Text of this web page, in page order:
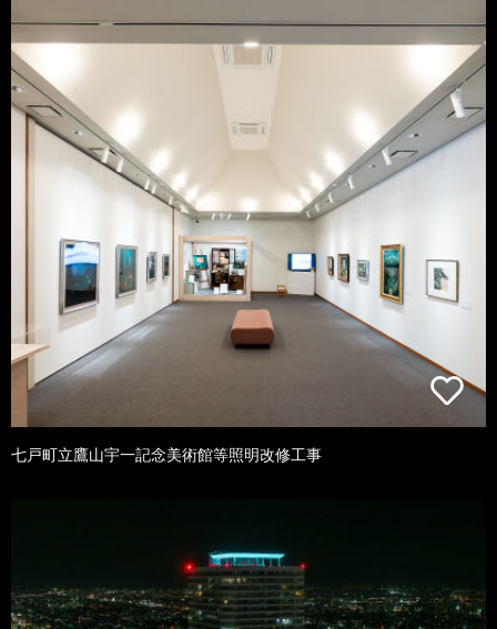
七戸町立鷹山宇一記念美術館等照明改修工事